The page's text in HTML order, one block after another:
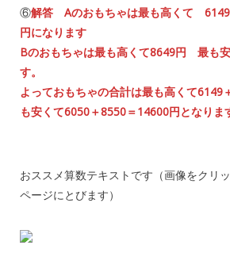
⑥解答 Aのおもちゃは最も高くて
円になります
Bのおもちゃは最も高くて8649円 最も
す。
よっておもちゃの合計は最も高くて
も安くて6050＋8550＝14600円となりま
おススメ算数テキストです（画像をクリ
ページにとびます）